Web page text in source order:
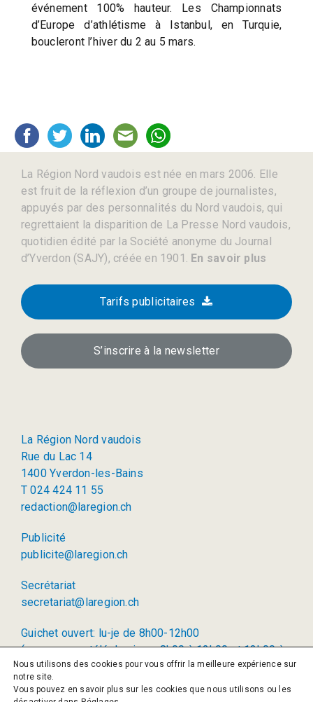
événement 100% hauteur. Les Championnats
d’Europe d’athlétisme à Istanbul, en Turquie,
boucleront l’hiver du 2 au 5 mars.
La Région Nord vaudois est née en mars 2006. Elle
est fruit de la réflexion d’un groupe de journalistes,
appuyés par des personnalités du Nord vaudois, qui
regrettaient la disparition de La Presse Nord vaudois,
quotidien édité par la Société anonyme du Journal
d’Yverdon (SAJY), créée en 1901. En savoir plus
Tarifs publicitaires
S’inscrire à la newsletter
La Région Nord vaudois
Rue du Lac 14
1400 Yverdon-les-Bains
T 024 424 11 55
redaction@laregion.ch
Publicité
publicite@laregion.ch
Secrétariat
secretariat@laregion.ch
Guichet ouvert: lu-je de 8h00-12h00
(permanence téléphonique: 8h00 à 12h00 et 13h00 à
17h00)
© 2026 La Région SA
Nous utilisons des cookies pour vous offrir la meilleure expérience sur
notre site.
Vous pouvez en savoir plus sur les cookies que nous utilisons ou les